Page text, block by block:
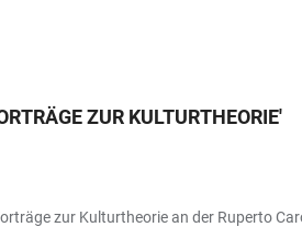
ZUR KULTURTHEORIE'
zur Kulturtheorie an der Ruperto